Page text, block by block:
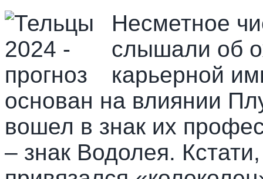
Несметное
слышали об
карьерной
основан на влиянии
вошел в знак их
– знак Водолея.